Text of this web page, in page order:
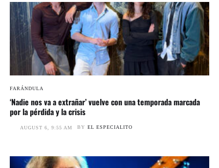
FARÁNDULA
‘Nadie nos va a extrañar’ vuelve con una temporada marcada
por la pérdida y la crisis
AUGUST 6, 9:55 AM BY EL ESPECIALITO